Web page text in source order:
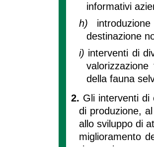
informativi
h)
destinazione
i) interventi di
della fauna
2. Gli interventi
di produzione,
allo sviluppo di
miglioramento